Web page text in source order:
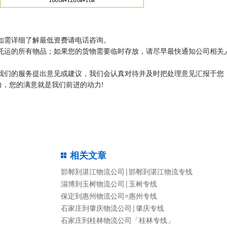
详细了解最低资费请电话咨询。
的所有物品；如果您的货物需要临时存放，请尽早最快通知公司相关
的服务提出意见或建议，我们会认真对待并及时把处理意见汇报于您
您的满意就是我们前进的动力!
相关文章
邯郸到湛江物流公司|邯郸到湛江物流专线
淄博到玉树物流公司|玉树专线
保定到惠州物流公司=惠州专线
石家庄到肇庆物流公司|肇庆专线
石家庄到桂林物流公司「桂林专线」